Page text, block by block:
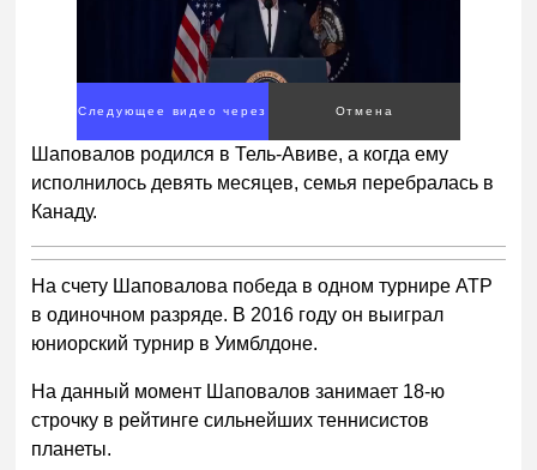
Следующее видео через
4
Отмена
Шаповалов родился в Тель-Авиве, а когда ему
исполнилось девять месяцев, семья перебралась в
Канаду.
На счету Шаповалова победа в одном турнире ATP
в одиночном разряде. В 2016 году он выиграл
юниорский турнир в Уимблдоне.
На данный момент Шаповалов занимает 18-ю
строчку в рейтинге сильнейших теннисистов
планеты.